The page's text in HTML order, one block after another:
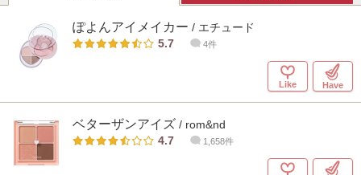
ぽよんアイメイカー / エチュード
5.7
4件
Like Have
ベターザンアイズ / rom&nd
4.7
1,658件